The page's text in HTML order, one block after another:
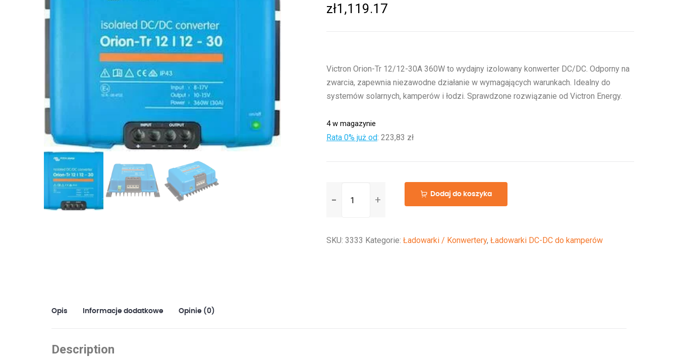
zł1,119.17
Victron Orion-Tr 12/12-30A 360W to wydajny izolowany konwerter DC/DC. Odporny na
zwarcia, zapewnia niezawodne działanie w wymagających warunkach. Idealny do
systemów solarnych, kamperów i łodzi. Sprawdzone rozwiązanie od Victron Energy.
4 w magazynie
Rata 0% już od: 223,83 zł
Orion-
30A
Dodaj do koszyka
SKU: 3333 Kategorie: Ładowarki / Konwertery, Ładowarki DC-DC do kamperów
Opis Informacje dodatkowe Opinie (0)
Description